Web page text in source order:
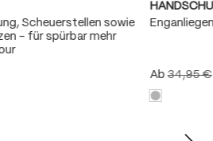
Scheuerstellen sowie
– für spürbar mehr
Ab34,95 €